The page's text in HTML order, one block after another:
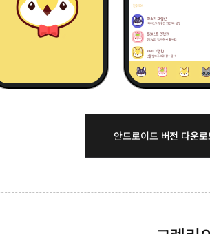
안드로이드 버전 다운